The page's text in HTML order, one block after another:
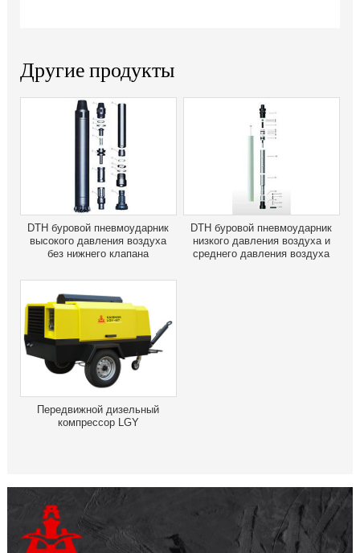
Другие продукты
DTH буровой пневмоударник
высокого давления воздуха
без нижнего клапана
DTH буровой пневмоударник
низкого давления воздуха и
среднего давления воздуха
Передвижной дизельный
компрессор LGY